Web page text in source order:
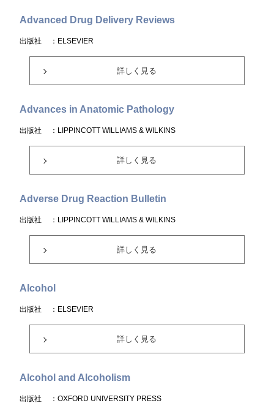
Advanced Drug Delivery Reviews
出版社 ：ELSEVIER
詳しく見る
Advances in Anatomic Pathology
出版社 ：LIPPINCOTT WILLIAMS & WILKINS
詳しく見る
Adverse Drug Reaction Bulletin
出版社 ：LIPPINCOTT WILLIAMS & WILKINS
詳しく見る
Alcohol
出版社 ：ELSEVIER
詳しく見る
Alcohol and Alcoholism
出版社 ：OXFORD UNIVERSITY PRESS